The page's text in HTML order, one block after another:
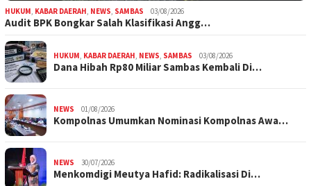
HUKUM, KABAR DAERAH, NEWS, SAMBAS 03/08/2026
Audit BPK Bongkar Salah Klasifikasi Angg…
HUKUM, KABAR DAERAH, NEWS, SAMBAS 03/08/2026
Dana Hibah Rp80 Miliar Sambas Kembali Di…
NEWS 01/08/2026
Kompolnas Umumkan Nominasi Kompolnas Awa…
NEWS 30/07/2026
Menkomdigi Meutya Hafid: Radikalisasi Di…